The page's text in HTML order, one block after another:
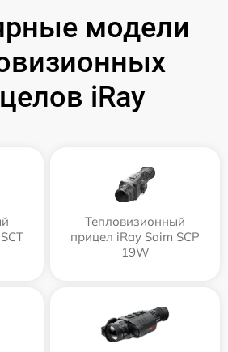
модели
iRay
Тепловизионный
прицел iRay Saim SCP
19W